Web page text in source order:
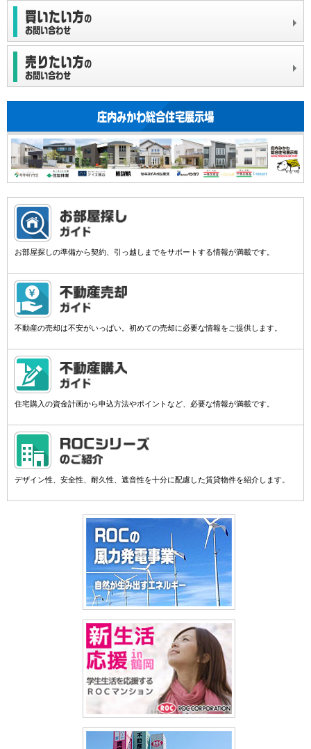
お部屋探しの準備から契約、引っ越しまでをサポートする情報が満載です。
不動産の売却は不安がいっぱい。初めての売却に必要な情報をご提供します。
住宅購入の資金計画から申込方法やポイントなど、必要な情報が満載です。
デザイン性、安全性、耐久性、遮音性を十分に配慮した賃貸物件を紹介します。